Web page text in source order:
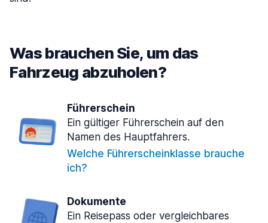
Was brauchen Sie, um das
Fahrzeug abzuholen?
Führerschein
Ein gültiger Führerschein auf den
Namen des Hauptfahrers.
Welche Führerscheinklasse brauche
ich?
Dokumente
Ein Reisepass oder vergleichbares